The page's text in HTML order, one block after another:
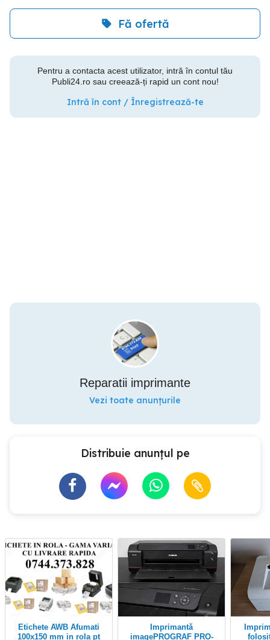
Fă ofertă
Pentru a contacta acest utilizator, intră în contul tău
Publi24.ro sau creează-ți rapid un cont nou!
Intră în cont / Înregistrează-te
Reparatii imprimante
Vezi toate anunțurile
Distribuie anunțul pe
Etichete AWB Afumati
100x150 mm in rola pt
Imprimantă
imagePROGRAF PRO-